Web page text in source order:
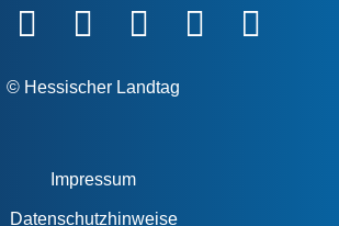
© Hessischer Landtag
Impressum
Datenschutzhinweise